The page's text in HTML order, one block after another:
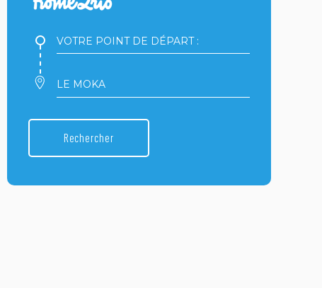
Votre
point
:Votre
point
Rechercher